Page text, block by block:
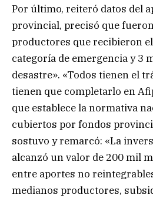
Por último, reiteró datos del
provincial, precisó que
productores que recibieron
categoría de emergencia y 3
desastre». «Todos tienen el
tienen que completarlo en
que establece la normativa
cubiertos por fondos
sostuvo y remarcó: «La
alcanzó un valor de 200 mil
entre aportes no
medianos productores,